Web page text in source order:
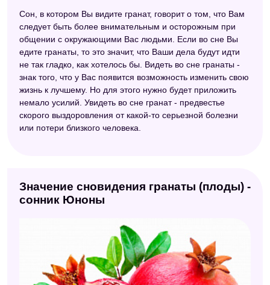
Сон, в котором Вы видите гранат, говорит о том, что Вам
следует быть более внимательным и осторожным при
общении с окружающими Вас людьми. Если во сне Вы
едите гранаты, то это значит, что Ваши дела будут идти
не так гладко, как хотелось бы. Видеть во сне гранаты -
знак того, что у Вас появится возможность изменить свою
жизнь к лучшему. Но для этого нужно будет приложить
немало усилий. Увидеть во сне гранат - предвестье
скорого выздоровления от какой-то серьезной болезни
или потери близкого человека.
Значение сновидения гранаты (плоды) -
сонник Юноны